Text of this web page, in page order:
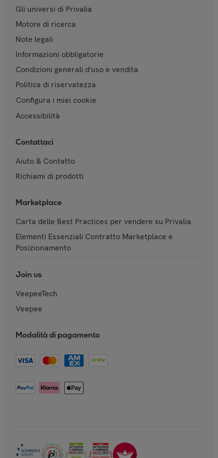
Gli universi di Privalia
Motore di ricerca
Note legali
Informazioni obbligatorie
Condizioni generali d'uso e vendita
Politica di riservatezza
Configura i miei cookie
Accessibilità
Contattaci
Aiuto & Contatto
Richiami di prodotti
Marketplace
Carta delle Best Practices per vendere su Privalia
Elementi Essenziali Contratto Marketplace e
Posizionamento
Join us
VeepeeTech
Veepee
Modalità di pagamento